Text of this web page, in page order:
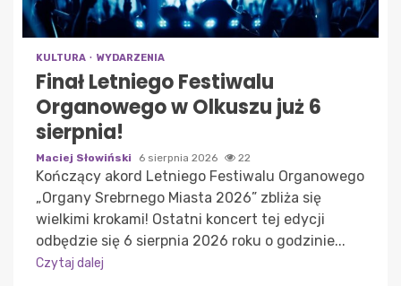
KULTURA WYDARZENIA
Finał Letniego Festiwalu
Organowego w Olkuszu już 6
sierpnia!
Maciej Słowiński 6 sierpnia 2026 22
Kończący akord Letniego Festiwalu Organowego
„Organy Srebrnego Miasta 2026” zbliża się
wielkimi krokami! Ostatni koncert tej edycji
odbędzie się 6 sierpnia 2026 roku o godzinie...
Czytaj dalej